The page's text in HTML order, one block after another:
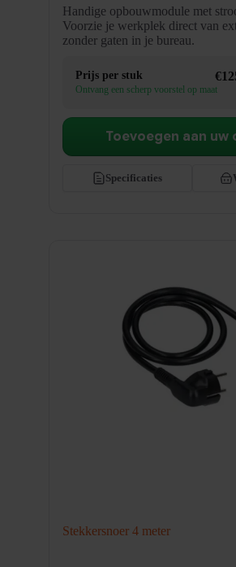
Handige opbouwmodule met
Voorzie je werkplek direct van
zonder gaten in je bureau.
Prijs per stuk €
Ontvang een scherp voorstel op maat
Specificaties
Toevoegen aan
Stekkersnoer 4 meter